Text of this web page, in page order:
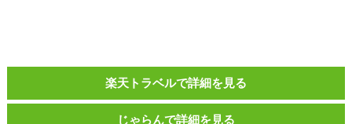
楽天トラベルで詳細を見る
じゃらんで詳細を見る